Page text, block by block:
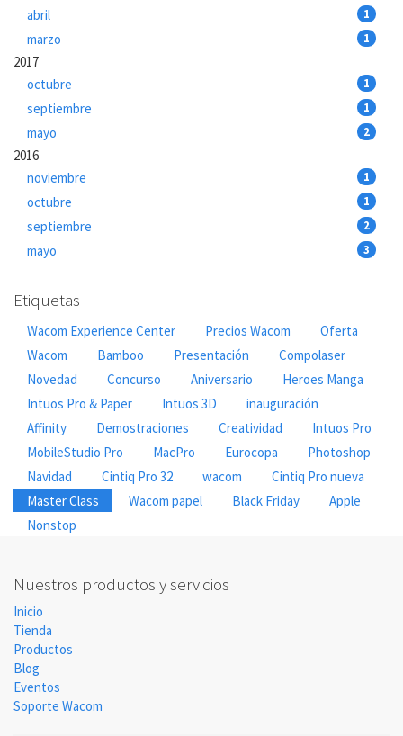
abril 1
marzo 1
2017
octubre
1
septiembre 1
mayo 2
2016
noviembre
1
octubre 1
septiembre 2
mayo 3
Etiquetas
Wacom Experience Center Precios Wacom
Oferta
Wacom
Bamboo Presentación
Compolaser
Novedad
Concurso Aniversario
Heroes Manga
Intuos Pro & Paper
Intuos 3D
inauguración
Affinity
Demostraciones Creatividad
Intuos Pro
MobileStudio Pro
MacPro Eurocopa
Photoshop
Navidad
Cintiq Pro 32 wacom
Cintiq Pro nueva
Master Class
Wacom papel Black Friday
Apple
Nonstop
Nuestros productos y servicios
Inicio
Tienda
Productos
Blog
Eventos
Soporte Wacom